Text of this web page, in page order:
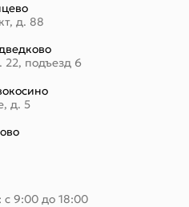
д. 88
22, подъезд 6
д. 5
с 9:00 до 18:00